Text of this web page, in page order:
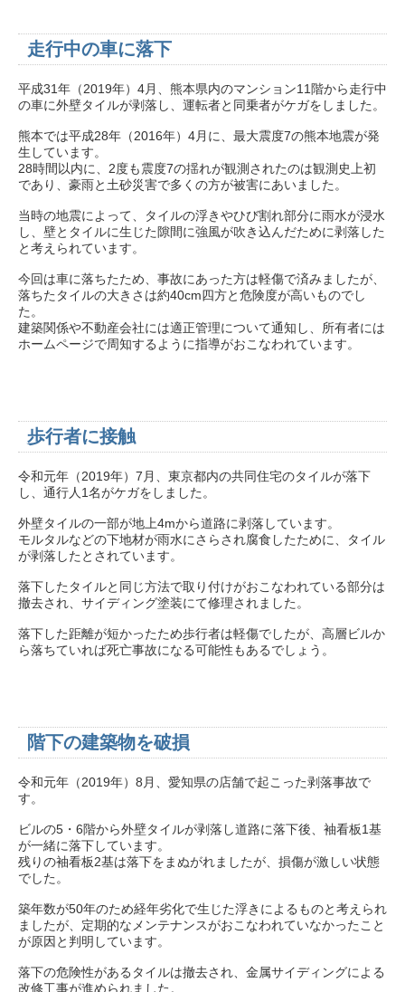
走行中の車に落下
平成31年（2019年）4月、熊本県内のマンション11階から走行中
の車に外壁タイルが剥落し、運転者と同乗者がケガをしました。
熊本では平成28年（2016年）4月に、最大震度7の熊本地震が発
生しています。
28時間以内に、2度も震度7の揺れが観測されたのは観測史上初
であり、豪雨と土砂災害で多くの方が被害にあいました。
当時の地震によって、タイルの浮きやひび割れ部分に雨水が浸水
し、壁とタイルに生じた隙間に強風が吹き込んだために剥落した
と考えられています。
今回は車に落ちたため、事故にあった方は軽傷で済みましたが、
落ちたタイルの大きさは約40cm四方と危険度が高いものでし
た。
建築関係や不動産会社には適正管理について通知し、所有者には
ホームページで周知するように指導がおこなわれています。
歩行者に接触
令和元年（2019年）7月、東京都内の共同住宅のタイルが落下
し、通行人1名がケガをしました。
外壁タイルの一部が地上4mから道路に剥落しています。
モルタルなどの下地材が雨水にさらされ腐食したために、タイル
が剥落したとされています。
落下したタイルと同じ方法で取り付けがおこなわれている部分は
撤去され、サイディング塗装にて修理されました。
落下した距離が短かったため歩行者は軽傷でしたが、高層ビルか
ら落ちていれば死亡事故になる可能性もあるでしょう。
階下の建築物を破損
令和元年（2019年）8月、愛知県の店舗で起こった剥落事故で
す。
ビルの5・6階から外壁タイルが剥落し道路に落下後、袖看板1基
が一緒に落下しています。
残りの袖看板2基は落下をまぬがれましたが、損傷が激しい状態
でした。
築年数が50年のため経年劣化で生じた浮きによるものと考えられ
ましたが、定期的なメンテナンスがおこなわれていなかったこと
が原因と判明しています。
落下の危険性があるタイルは撤去され、金属サイディングによる
改修工事が進められました。